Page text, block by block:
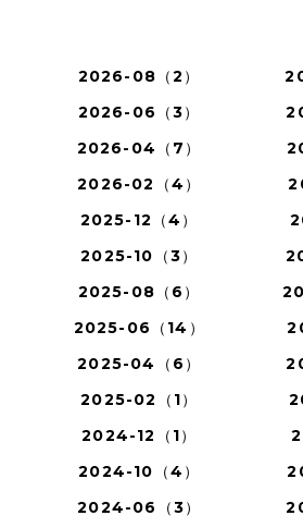
2026-08（2）
2026-06（3）
2026-04（7）
2026-02（4）
2025-12（4）
2025-10（3）
2025-08（6）
2025-06（14）
2025-04（6）
2025-02（1）
2024-12（1）
2024-10（4）
2024-06（3）